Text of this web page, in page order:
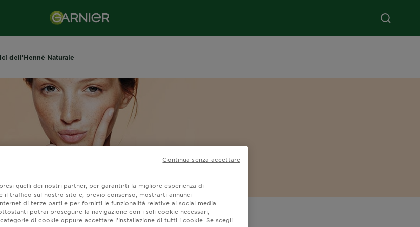
dell'Hennè Naturale
e Benefici
quelli dei nostri partner, per garantirti la migliore esperienza di
il traffico sul nostro sito e, previo consenso, mostrarti annunci
di terze parti e per fornirti le funzionalità relative ai social media.
potrai proseguire la navigazione con i soli cookie necessari,
di cookie oppure accettare l’installazione di tutti i cookie. Se scegli
Continua senza accettare